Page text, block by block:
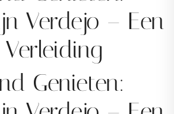
Verdejo – Een
Genieten: